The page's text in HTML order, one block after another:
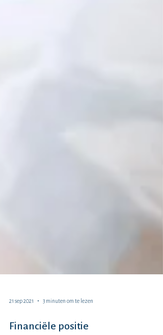
21 sep 2021 3 minuten om te lezen